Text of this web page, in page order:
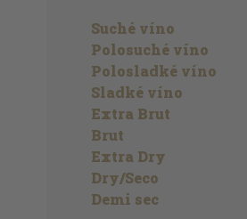
Suché víno
Polosuché víno
Polosladké víno
Sladké víno
Extra Brut
Brut
Extra Dry
Dry/Seco
Demi sec